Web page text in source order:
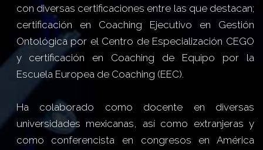
con diversas certificaciones entre las que destacan;
certificación en Coaching Ejecutivo en Gestión
Ontológica por el Centro de Especialización CEGO
y certificación en Coaching de Equipo por la
Escuela Europea de Coaching (EEC).
Ha colaborado como docente en diversas
universidades mexicanas, así como extranjeras y
como conferencista en congresos en América